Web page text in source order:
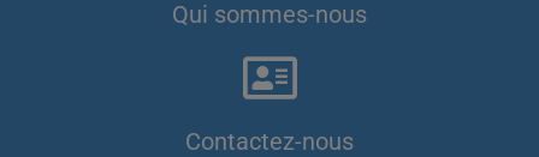
Qui sommes-nous
Contactez-nous